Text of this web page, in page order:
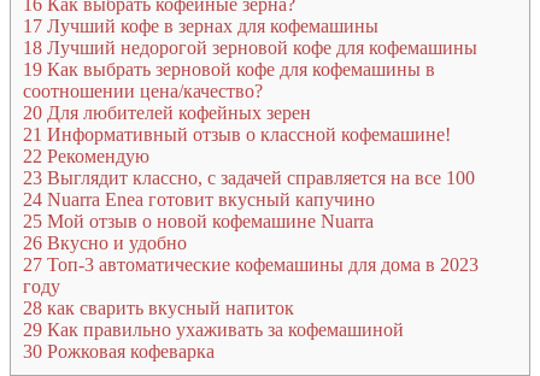
16 Как выбрать кофейные зерна?
17 Лучший кофе в зернах для кофемашины
18 Лучший недорогой зерновой кофе для кофемашины
19 Как выбрать зерновой кофе для кофемашины в
соотношении цена/качество?
20 Для любителей кофейных зерен
21 Информативный отзыв о классной кофемашине!
22 Рекомендую
23 Выглядит классно, с задачей справляется на все 100
24 Nuarra Enea готовит вкусный капучино
25 Мой отзыв о новой кофемашине Nuarra
26 Вкусно и удобно
27 Топ-3 автоматические кофемашины для дома в 2023
году
28 как сварить вкусный напиток
29 Как правильно ухаживать за кофемашиной
30 Рожковая кофеварка